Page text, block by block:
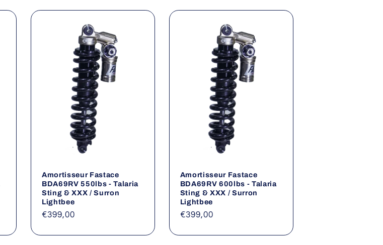
Amortisseur Fastace
BDA69RV 550lbs - Talaria
Sting & XXX / Surron
Lightbee
Prix
€399,00
Amortisseur Fastace
BDA69RV 600lbs - Talaria
Sting & XXX / Surron
Lightbee
Prix
€399,00